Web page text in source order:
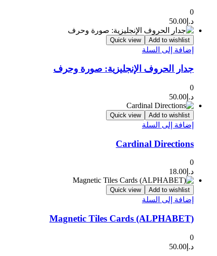
0
د.إ 50.00
Add to wishlist
Quick view
إضافة إلى السلة
جدار الحروف الإنجليزية: صورة وحرف
0
د.إ 50.00
Add to wishlist
Quick view
إضافة إلى السلة
Cardinal Directions
0
د.إ 18.00
Add to wishlist
Quick view
إضافة إلى السلة
Magnetic Tiles Cards (ALPHABET)
0
د.إ 50.00